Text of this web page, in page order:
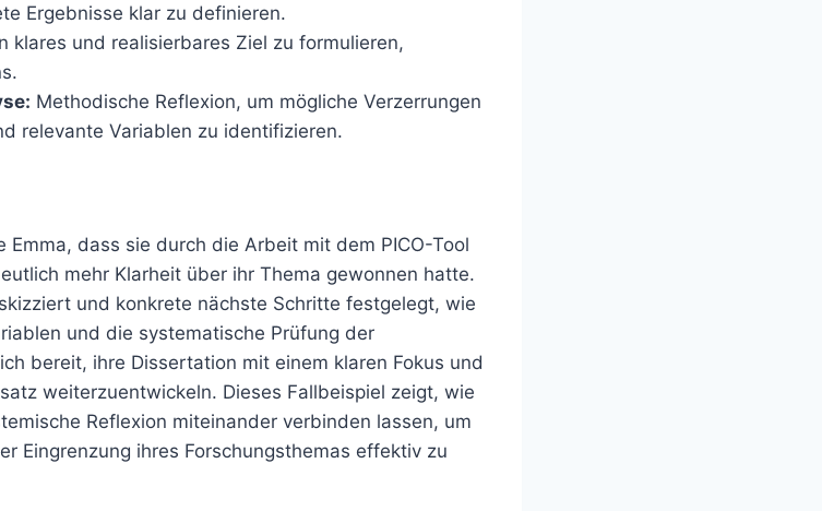
Ergebnisse klar zu definieren.
klares und realisierbares Ziel zu formulieren,
Methodische Reflexion, um mögliche Verzerrungen
relevante Variablen zu identifizieren.
dass sie durch die Arbeit mit dem PICO-Tool
mehr Klarheit über ihr Thema gewonnen hatte.
und konkrete nächste Schritte festgelegt, wie
und die systematische Prüfung der
bereit, ihre Dissertation mit einem klaren Fokus und
weiterzuentwickeln. Dieses Fallbeispiel zeigt, wie
Reflexion miteinander verbinden lassen, um
Eingrenzung ihres Forschungsthemas effektiv zu